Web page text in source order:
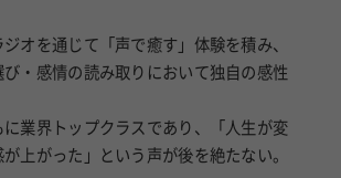
オを通じて「声で癒す」体験を積み、
・感情の読み取りにおいて独自の感性
業界トップクラスであり、「人生が変
上がった」という声が後を絶たない。